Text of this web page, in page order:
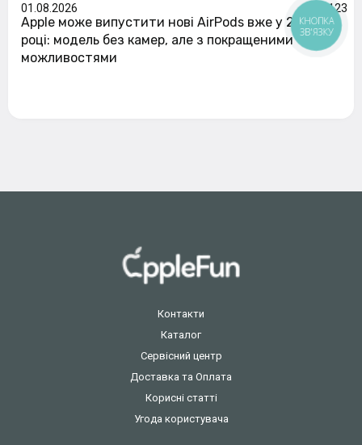
01.08.2026 123
Apple може випустити нові AirPods вже у 2026
році: модель без камер, але з покращеними
можливостями
Контакти
Каталог
Сервісний центр
Доставка та Оплата
Корисні статті
Угода користувача
КНОПКА
ЗВ'ЯЗКУ